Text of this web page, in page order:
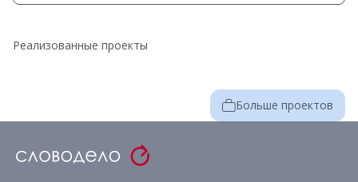
Реализованные проекты
Больше проектов